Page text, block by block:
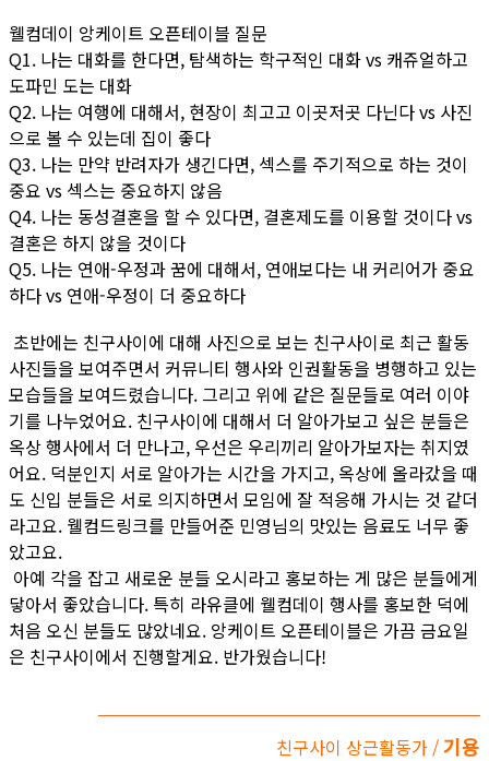
웰컴데이 앙케이트 오픈테이블 질문
Q1. 나는 대화를 한다면, 탐색하는 학구적인 대화 vs 캐쥬얼하고
도파민 도는 대화
Q2. 나는 여행에 대해서, 현장이 최고고 이곳저곳 다닌다 vs 사진
으로 볼 수 있는데 집이 좋다
Q3. 나는 만약 반려자가 생긴다면, 섹스를 주기적으로 하는 것이
중요 vs 섹스는 중요하지 않음
Q4. 나는 동성결혼을 할 수 있다면, 결혼제도를 이용할 것이다 vs
결혼은 하지 않을 것이다
Q5. 나는 연애-우정과 꿈에 대해서, 연애보다는 내 커리어가 중요
하다 vs 연애-우정이 더 중요하다
초반에는 친구사이에 대해 사진으로 보는 친구사이로 최근 활동
사진들을 보여주면서 커뮤니티 행사와 인권활동을 병행하고 있는
모습들을 보여드렸습니다. 그리고 위에 같은 질문들로 여러 이야
기를 나누었어요. 친구사이에 대해서 더 알아가보고 싶은 분들은
옥상 행사에서 더 만나고, 우선은 우리끼리 알아가보자는 취지였
어요. 덕분인지 서로 알아가는 시간을 가지고, 옥상에 올라갔을 때
도 신입 분들은 서로 의지하면서 모임에 잘 적응해 가시는 것 같더
라고요. 웰컴드링크를 만들어준 민영님의 맛있는 음료도 너무 좋
았고요.
아예 각을 잡고 새로운 분들 오시라고 홍보하는 게 많은 분들에게
닿아서 좋았습니다. 특히 라유클에 웰컴데이 행사를 홍보한 덕에
처음 오신 분들도 많았네요. 앙케이트 오픈테이블은 가끔 금요일
은 친구사이에서 진행할게요. 반가웠습니다!
친구사이 상근활동가 /기용